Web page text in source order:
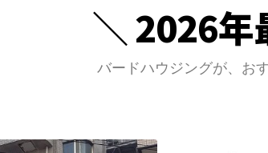
＼ 2026年
バードハウジングが、お